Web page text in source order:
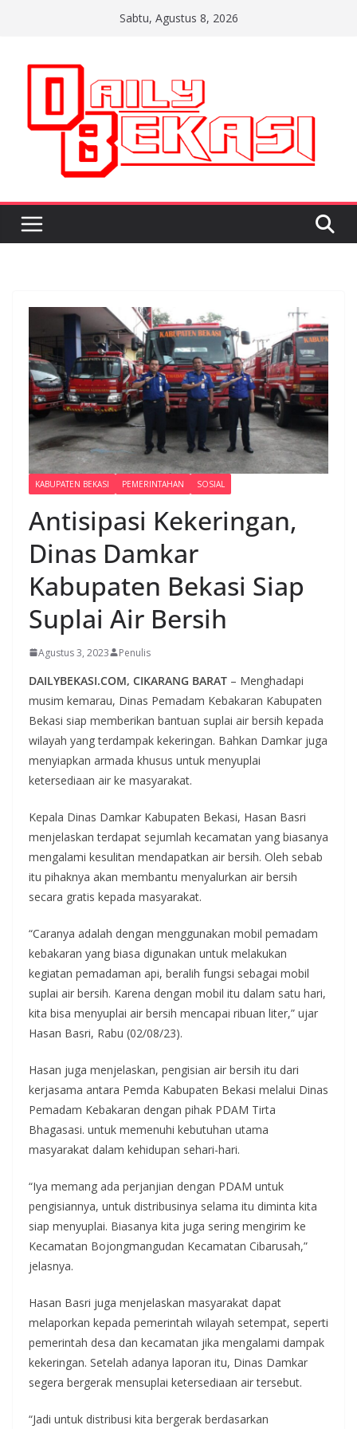
Sabtu, Agustus 8, 2026
KABUPATEN BEKASI PEMERINTAHAN SOSIAL
Antisipasi Kekeringan,
Dinas Damkar
Kabupaten Bekasi Siap
Suplai Air Bersih
Agustus 3, 2023 Penulis
DAILYBEKASI.COM, CIKARANG BARAT – Menghadapi
musim kemarau, Dinas Pemadam Kebakaran Kabupaten
Bekasi siap memberikan bantuan suplai air bersih kepada
wilayah yang terdampak kekeringan. Bahkan Damkar juga
menyiapkan armada khusus untuk menyuplai
ketersediaan air ke masyarakat.
Kepala Dinas Damkar Kabupaten Bekasi, Hasan Basri
menjelaskan terdapat sejumlah kecamatan yang biasanya
mengalami kesulitan mendapatkan air bersih. Oleh sebab
itu pihaknya akan membantu menyalurkan air bersih
secara gratis kepada masyarakat.
“Caranya adalah dengan menggunakan mobil pemadam
kebakaran yang biasa digunakan untuk melakukan
kegiatan pemadaman api, beralih fungsi sebagai mobil
suplai air bersih. Karena dengan mobil itu dalam satu hari,
kita bisa menyuplai air bersih mencapai ribuan liter,” ujar
Hasan Basri, Rabu (02/08/23).
Hasan juga menjelaskan, pengisian air bersih itu dari
kerjasama antara Pemda Kabupaten Bekasi melalui Dinas
Pemadam Kebakaran dengan pihak PDAM Tirta
Bhagasasi. untuk memenuhi kebutuhan utama
masyarakat dalam kehidupan sehari-hari.
“Iya memang ada perjanjian dengan PDAM untuk
pengisiannya, untuk distribusinya selama itu diminta kita
siap menyuplai. Biasanya kita juga sering mengirim ke
Kecamatan Bojongmangudan Kecamatan Cibarusah,”
jelasnya.
Hasan Basri juga menjelaskan masyarakat dapat
melaporkan kepada pemerintah wilayah setempat, seperti
pemerintah desa dan kecamatan jika mengalami dampak
kekeringan. Setelah adanya laporan itu, Dinas Damkar
segera bergerak mensuplai ketersediaan air tersebut.
“Jadi untuk distribusi kita bergerak berdasarkan